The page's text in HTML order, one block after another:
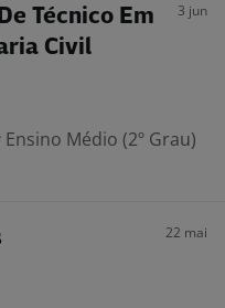
Técnico Em
Civil
3 jun
Ensino Médio (2º Grau)
22 mai